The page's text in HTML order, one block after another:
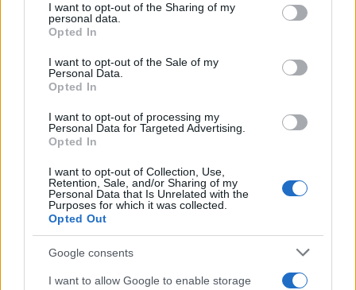
not limited to your visit or usage behaviour. You may click to
grant or deny consent to Google and its third-party tags to
use your data for below specified purposes in below Google
consent section.
I want to opt-out of the Sharing of my
personal data.
Opted In
I want to opt-out of the Sale of my
Personal Data.
Opted In
I want to opt-out of processing my
Personal Data for Targeted Advertising.
Opted In
I want to opt-out of Collection, Use,
Retention, Sale, and/or Sharing of my
Personal Data that Is Unrelated with the
Purposes for which it was collected.
Opted Out
Google consents
I want to allow Google to enable storage
Σχόλια
Marfin: Απολογείται
σήμερα η 46χρονη που
έφτασε από τη Βρετανία –
Η μεταγωγή στην Ελλάδα
και τα στοιχεία που την
ο ιδιοκτήτης του
πάρκου για τη φωτιά